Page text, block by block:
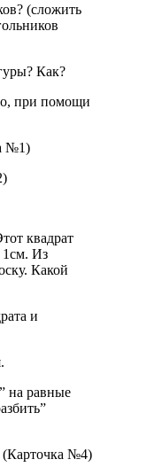
(сложить
Как?
при помощи
№1)
квадрат
1см. Из
Какой
и
на равные
№4)